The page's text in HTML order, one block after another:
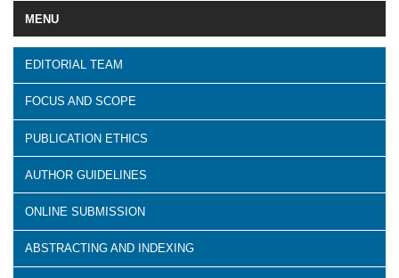
MENU
EDITORIAL TEAM
FOCUS AND SCOPE
PUBLICATION ETHICS
AUTHOR GUIDELINES
ONLINE SUBMISSION
ABSTRACTING AND INDEXING